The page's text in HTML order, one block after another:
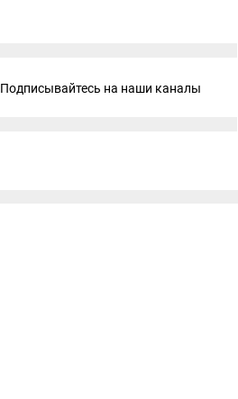
Подписывайтесь на наши каналы